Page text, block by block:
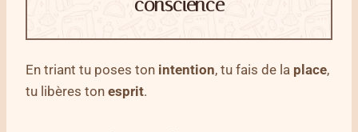
conscience
En triant tu poses ton intention, tu fais de la place,
tu libères ton esprit.